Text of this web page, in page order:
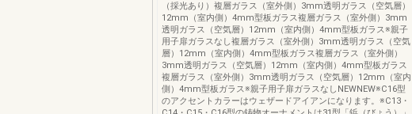
（採光あり）複層ガラス（室外側）3mm透明ガラス（空気層）
12mm（室内側）4mm型板ガラス複層ガラス（室外側）3mm
透明ガラス（空気層）12mm（室内側）4mm型板ガラス※親子
用子扉ガラスなし複層ガラス（室外側）3mm透明ガラス（空気
層）12mm（室内側）4mm型板ガラス複層ガラス（室外側）
3mm透明ガラス（空気層）12mm（室内側）4mm型板ガラス
複層ガラス（室外側）3mm透明ガラス（空気層）12mm（室内
側）4mm型板ガラス※親子用子扉ガラスなしNEWNEW※C16型
のアクセントカラーはウェザードアイアンになります。※C13・